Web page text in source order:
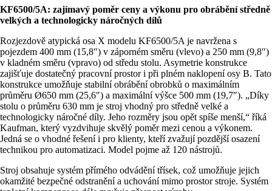
KF6500/5A: zajímavý poměr ceny a výkonu pro obrábění středně
velkých a technologicky náročných dílů
Rozjezdově atypická osa X modelu KF6500/5A je navržena s
pojezdem 400 mm (15,8″) v záporném směru (vlevo) a 250 mm (9,8″)
v kladném směru (vpravo) od středu stolu. Asymetrie konstrukce
zajišťuje dostatečný pracovní prostor i při plném naklopení osy B. Tato
konstrukce umožňuje stabilní obrábění obrobků o maximálním
průměru Ø650 mm (25,6″) a maximální výšce 500 mm (19,7″). „Díky
stolu o průměru 630 mm je stroj vhodný pro středně velké a
technologicky náročné díly. Jeho rozměry jsou opět spíše menší,“ říká
Kaufman, který vyzdvihuje skvělý poměr mezi cenou a výkonem.
Jedná se o vhodné řešení i pro klienty, kteří zvažují pozdější osazení
technikou pro automatizaci. Model pojme až 120 nástrojů.
Stroj obsahuje systém přímého odvádění třísek, což umožňuje jejich
okamžité bezpečné odstranění a uchování mimo prostor stroje. Systém